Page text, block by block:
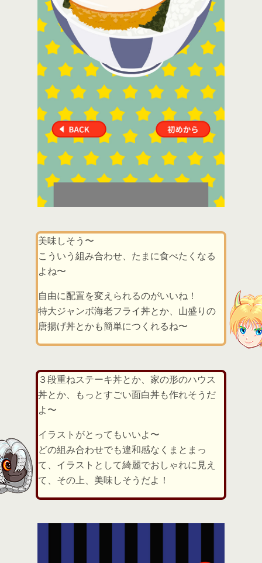
美味しそう〜
こういう組み合わせ、たまに食べたくなる
よね〜
自由に配置を変えられるのがいいね！
特大ジャンボ海老フライ丼とか、山盛りの
唐揚げ丼とかも簡単につくれるね〜
３段重ねステーキ丼とか、家の形のハウス
丼とか、もっとすごい面白丼も作れそうだ
よ〜
イラストがとってもいいよ〜
どの組み合わせでも違和感なくまとまっ
て、イラストとして綺麗でおしゃれに見え
て、その上、美味しそうだよ！